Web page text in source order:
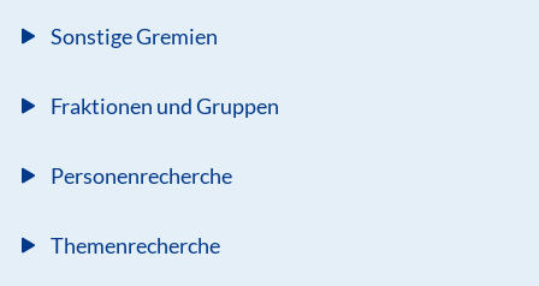
Sonstige Gremien
Fraktionen und Gruppen
Personenrecherche
Themenrecherche